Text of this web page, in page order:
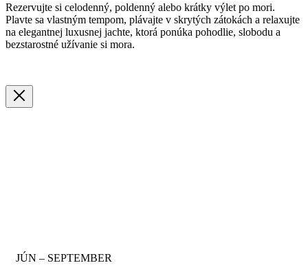
Rezervujte si celodenný, poldenný alebo krátky výlet po mori.
Plavte sa vlastným tempom, plávajte v skrytých zátokách a relaxujte
na elegantnej luxusnej jachte, ktorá ponúka pohodlie, slobodu a
bezstarostné užívanie si mora.
JÚN – SEPTEMBER